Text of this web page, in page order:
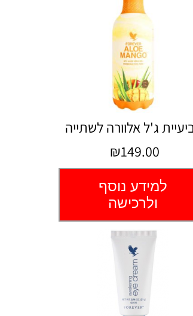
ג'ל אלוורה לשתייה
₪149.00
למידע נוסף
ולרכישה